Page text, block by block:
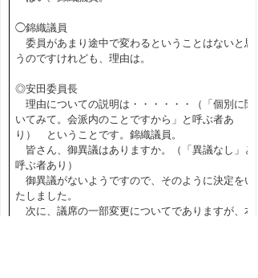
◯錦織議員
委員があまり途中で変わるということはないと思
うのですけれども、理由は。
◎安田委員長
理由についての説明は・・・・・・（「個別に聞
いてみて。会派内のことですから」と呼ぶ者あ
り） ということです。錦織議員。
皆さん、御異議はありますか。（「異議なし」と
呼ぶ者あり）
御異議がないようですので、そのように決定をい
たしました。
次に、議席の一部変更についてでありますが、本